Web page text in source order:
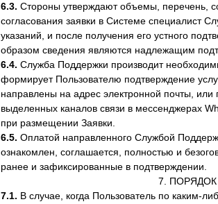
6.3. Стороны утверждают объемы, перечень,
согласования заявки в Системе специалист
указаний, и после получения его устного
образом сведения являются надлежащим
6.4. Служба Поддержки производит
формирует Пользователю подтверждение
направлены на адрес электронной почты,
выделенных каналов связи в мессенджерах
при размещении Заявки.
6.5. Оплатой направленного Службой
ознакомлен, соглашается, полностью и
ранее и зафиксированные в подтверждении.
7.
7.1. В случае, когда Пользователь по каким-